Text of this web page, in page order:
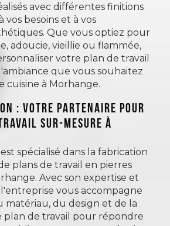
avec différentes finitions
vos besoins et à vos
Que vous optiez pour
adoucie, vieillie ou flammée,
votre plan de travail
que vous souhaitez
cuisine à Morhange.
: Votre partenaire pour
sur-mesure à
spécialisé dans la fabrication
plans de travail en pierres
Avec son expertise et
l'entreprise vous accompagne
matériau, du design et de la
plan de travail pour répondre